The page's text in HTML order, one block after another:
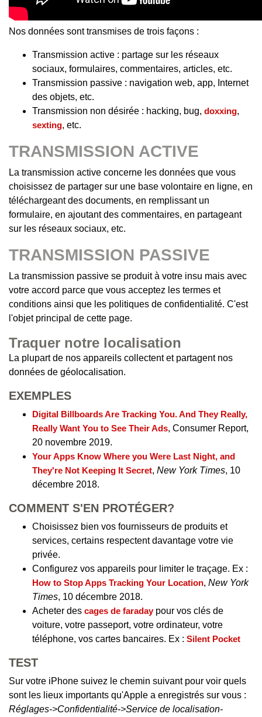
Nos données sont transmises de trois façons :
Transmission active : partage sur les réseaux
sociaux, formulaires, commentaires, articles, etc.
Transmission passive : navigation web, app, Internet
des objets, etc.
Transmission non désirée : hacking, bug, doxxing,
sexting, etc.
TRANSMISSION ACTIVE
La transmission active concerne les données que vous
choisissez de partager sur une base volontaire en ligne, en
téléchargeant des documents, en remplissant un
formulaire, en ajoutant des commentaires, en partageant
sur les réseaux sociaux, etc.
TRANSMISSION PASSIVE
La transmission passive se produit à votre insu mais avec
votre accord parce que vous acceptez les termes et
conditions ainsi que les politiques de confidentialité. C'est
l'objet principal de cette page.
Traquer notre localisation
La plupart de nos appareils collectent et partagent nos
données de géolocalisation.
EXEMPLES
Digital Billboards Are Tracking You. And They Really,
Really Want You to See Their Ads, Consumer Report,
20 novembre 2019.
Your Apps Know Where you Were Last Night, and
They're Not Keeping It Secret, New York Times, 10
décembre 2018.
COMMENT S'EN PROTÉGER?
Choisissez bien vos fournisseurs de produits et
services, certains respectent davantage votre vie
privée.
Configurez vos appareils pour limiter le traçage. Ex :
How to Stop Apps Tracking Your Location, New York
Times, 10 décembre 2018.
Acheter des cages de faradaypour vos clés de
voiture, votre passeport, votre ordinateur, votre
téléphone, vos cartes bancaires. Ex : Silent Pocket
TEST
Sur votre iPhone suivez le chemin suivant pour voir quels
sont les lieux importants qu'Apple a enregistrés sur vous :
Réglages->Confidentialité->Service de localisation-